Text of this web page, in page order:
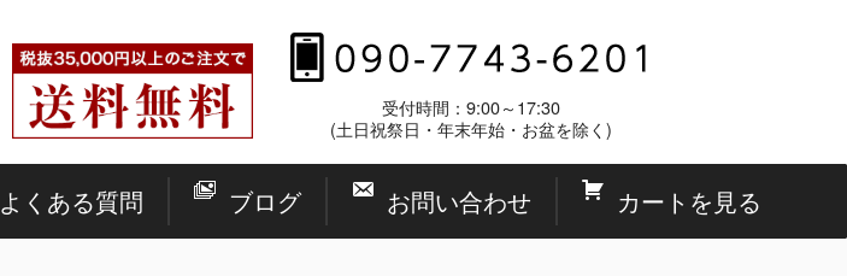
受付時間：9:00～17:30
(土日祝祭日・年末年始・お盆を除く)
よくある質問 ブログ お問い合わせ カートを見る